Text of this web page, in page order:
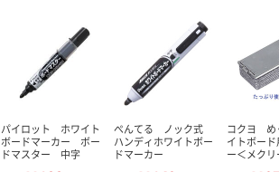
パイロット ホワイト
ボードマーカー ボー
ドマスター 中字
ぺんてる ノック式
ハンディホワイトボー
ドマーカー
コクヨ め
イトボー
ー＜メク